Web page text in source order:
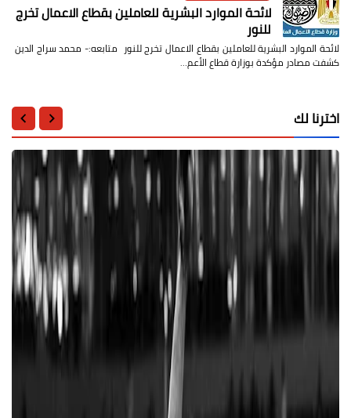
لائحة الموارد البشرية للعاملين بقطاع الاعمال تخرج
للنور
لائحة الموارد البشرية للعاملين بقطاع الاعمال تخرج للنور متابعه:- محمد سراج الدين
كشفت مصادر مؤكدة بوزارة قطاع الأعم…
اخترنا لك